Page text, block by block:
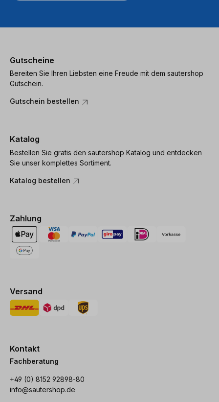
Gutscheine
Bereiten Sie Ihren Liebsten eine Freude mit dem sautershop
Gutschein.
Gutschein bestellen
Katalog
Bestellen Sie gratis den sautershop Katalog und entdecken
Sie unser komplettes Sortiment.
Katalog bestellen
Zahlung
Versand
Kontakt
Fachberatung
+49 (0) 8152 92898-80
info@sautershop.de